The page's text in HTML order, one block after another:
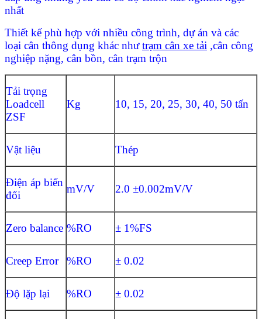
nhất
Thiết kế phù hợp với nhiều công trình, dự án và các
loại cân thông dụng khác nhưtrạm cân xe tải ,cân công
nghiệp nặng, cân bồn, cân trạm trộn
Tải trọng
Loadcell
ZSF
Kg 10, 15, 20, 25, 30, 40, 50 tấn
Vật liệu Thép
Điện áp biến
đổi
mV/V 2.0 ±0.002mV/V
Zero balance %RO ± 1%FS
Creep Error %RO ± 0.02
Độ lặp lại %RO ± 0.02